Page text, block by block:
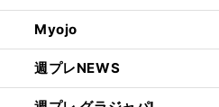
Myojo
週プレNEWS